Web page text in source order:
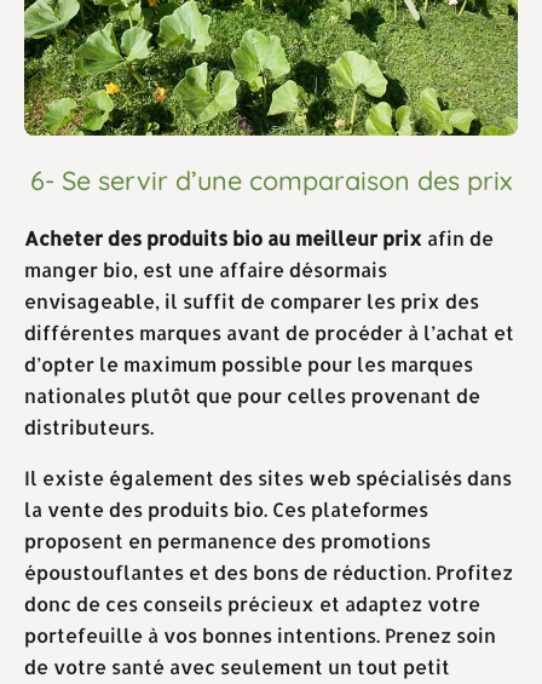
6- Se servir d’une comparaison des prix
Acheter des produits bio au meilleur prix afin de
manger bio, est une affaire désormais
envisageable, il suffit de comparer les prix des
différentes marques avant de procéder à l’achat et
d’opter le maximum possible pour les marques
nationales plutôt que pour celles provenant de
distributeurs.
Il existe également des sites web spécialisés dans
la vente des produits bio. Ces plateformes
proposent en permanence des promotions
époustouflantes et des bons de réduction. Profitez
donc de ces conseils précieux et adaptez votre
portefeuille à vos bonnes intentions. Prenez soin
de votre santé avec seulement un tout petit